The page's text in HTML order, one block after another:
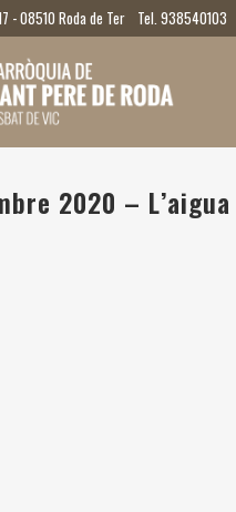
- 08510 Roda de Ter Tel. 938540103
2020 –